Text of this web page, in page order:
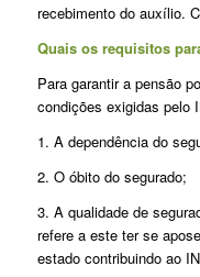
recebimento do auxílio.
Quais os requisitos
Para garantir a pensão
condições exigidas pelo
1. A dependência do
2. O óbito do segurado;
3. A qualidade de
refere a este ter se
estado contribuindo ao